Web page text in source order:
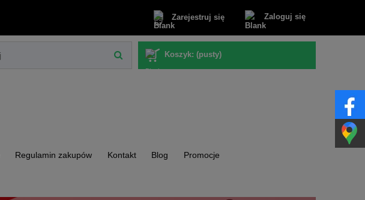
Zarejestruj się Zaloguj się
Koszyk: (pusty)
Regulamin zakupów Kontakt Blog Promocje